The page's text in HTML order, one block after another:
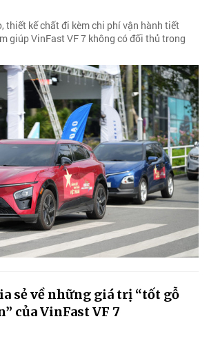
thiết kế chất đi kèm chi phí vận hành tiết
giúp VinFast VF 7 không có đối thủ trong
sẻ về những giá trị “tốt gỗ
của VinFast VF 7